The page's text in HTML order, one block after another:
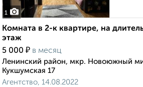
1
Комната в 2-к квартире, на
этаж
5 000 ₽ в месяц
Ленинский район, мкр. Новоюжный
Кукшумская 17
Агентство, 14.08.2022